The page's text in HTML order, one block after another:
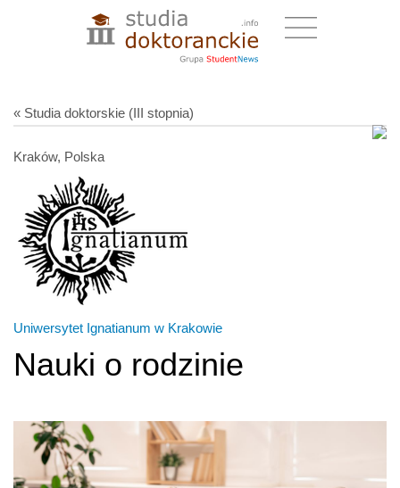
« Studia doktorskie (III stopnia)
Kraków, Polska
Uniwersytet Ignatianum w Krakowie
Nauki o rodzinie